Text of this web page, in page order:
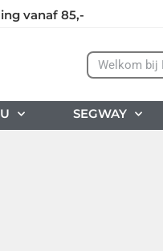
vanaf 85,-
SEGWAY